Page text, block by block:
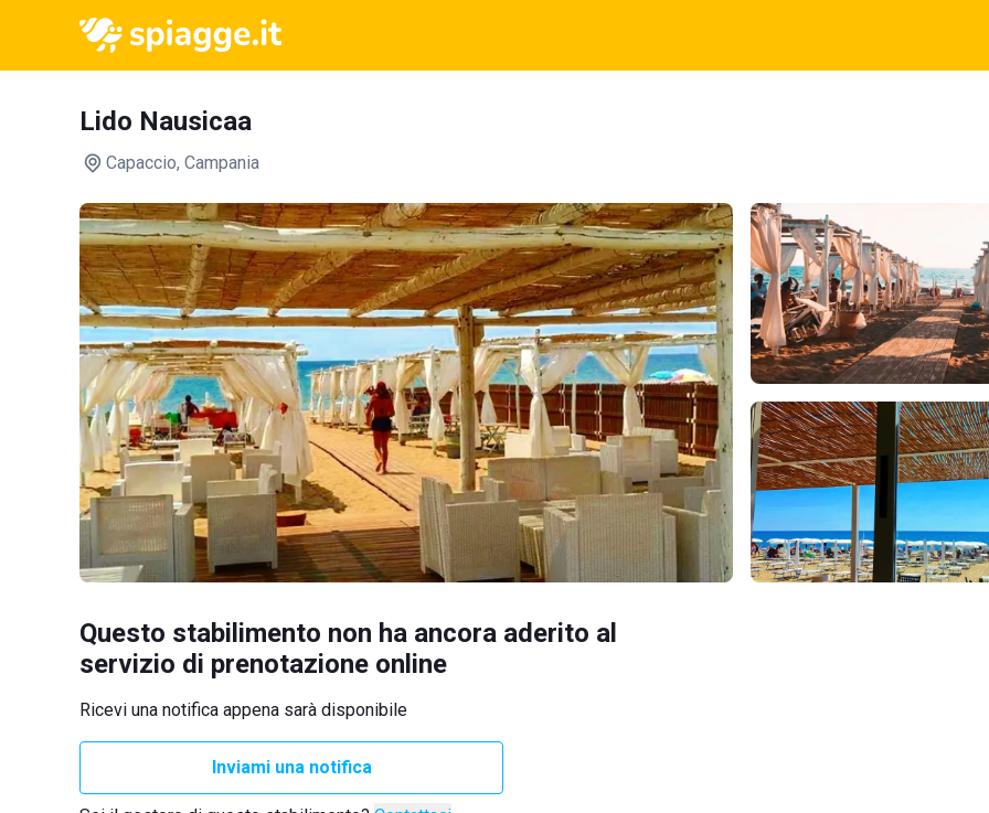
Lido Nausicaa
Capaccio, Campania
Questo stabilimento non ha ancora aderito al
servizio di prenotazione online
Ricevi una notifica appena sarà disponibile
Inviami una notifica